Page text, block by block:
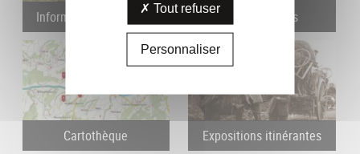
Informations Pratiques
pédagogiques
Cartothèque Expositions itinérantes
Tout refuser
Personnaliser